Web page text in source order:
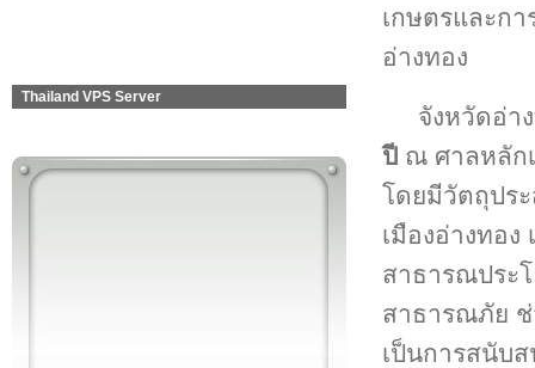
Thailand VPS Server
เกษตรและก
อ่างทอง
จังหวัดอ่า
ปี ณ ศาลหลัก
โดยมีวัตถุปร
เมืองอ่างทอง
สาธารณประ
สาธารณภัย ช่
เป็นการสนับส